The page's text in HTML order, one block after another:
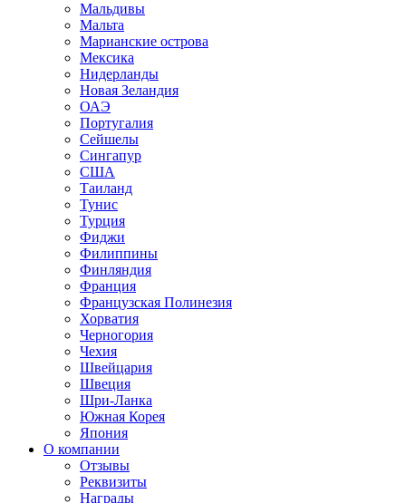
Мальдивы
Мальта
Марианские острова
Мексика
Нидерланды
Новая Зеландия
ОАЭ
Португалия
Сейшелы
Сингапур
США
Таиланд
Тунис
Турция
Фиджи
Филиппины
Финляндия
Франция
Французская Полинезия
Хорватия
Черногория
Чехия
Швейцария
Швеция
Шри-Ланка
Южная Корея
Япония
О компании
Отзывы
Реквизиты
Награды